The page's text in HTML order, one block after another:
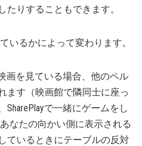
たりすることもできます。
いるかによって変わります。
画を見ている場合、他のペル
ます（映画館で隣同士に座っ
で一緒にゲームをし
なたの向かい側に表示される
ているときにテーブルの反対